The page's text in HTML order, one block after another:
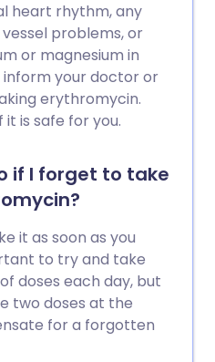
heart rhythm, any
problems, or
or magnesium in
inform your doctor or
erythromycin.
is safe for you.
if I forget to take
it as soon as you
to try and take
doses each day, but
two doses at the
for a forgotten